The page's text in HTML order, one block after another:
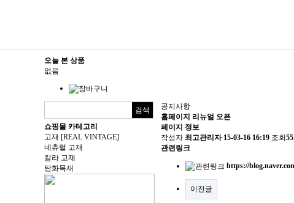
오늘 본 상품
없음
쇼핑몰 카테고리
고재 [REAL VINTAGE]
네츄럴 고재
칼라 고재
탄화목재
공지사항
홈페이지 리뉴얼 오픈
페이지 정보
작성자 최고관리자 15-03-16 16:19 조회
관련링크
https://
이전글